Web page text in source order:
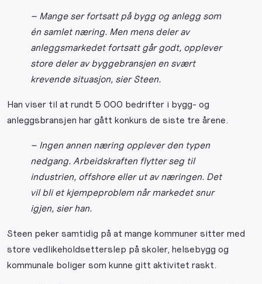
– Mange ser fortsatt på bygg og anlegg som
én samlet næring. Men mens deler av
anleggsmarkedet fortsatt går godt, opplever
store deler av byggebransjen en svært
krevende situasjon, sier Steen.
Han viser til at rundt 5 000 bedrifter i bygg- og
anleggsbransjen har gått konkurs de siste tre årene.
– Ingen annen næring opplever den typen
nedgang. Arbeidskraften flytter seg til
industrien, offshore eller ut av næringen. Det
vil bli et kjempeproblem når markedet snur
igjen, sier han.
Steen peker samtidig på at mange kommuner sitter med
store vedlikeholdsetterslep på skoler, helsebygg og
kommunale boliger som kunne gitt aktivitet raskt.